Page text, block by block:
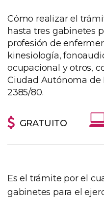
Cómo realizar el
hasta tres gabinetes
profesión de
kinesiología,
ocupacional y otros,
Ciudad Autónoma de
2385/80.
GRATUITO
Es el trámite por el
gabinetes para el